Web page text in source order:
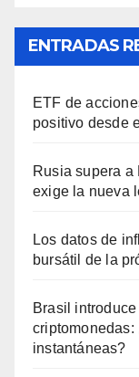
ENTRADAS
ETF de
positivo desde
Rusia supera
exige la nueva
Los datos de
bursátil de la
Brasil
instantáneas?